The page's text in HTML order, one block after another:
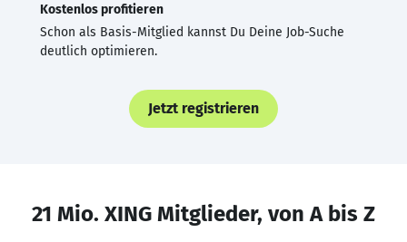
Kostenlos profitieren
Schon als Basis-Mitglied kannst Du Deine Job-Suche
deutlich optimieren.
Jetzt registrieren
21 Mio. XING Mitglieder, von A bis Z